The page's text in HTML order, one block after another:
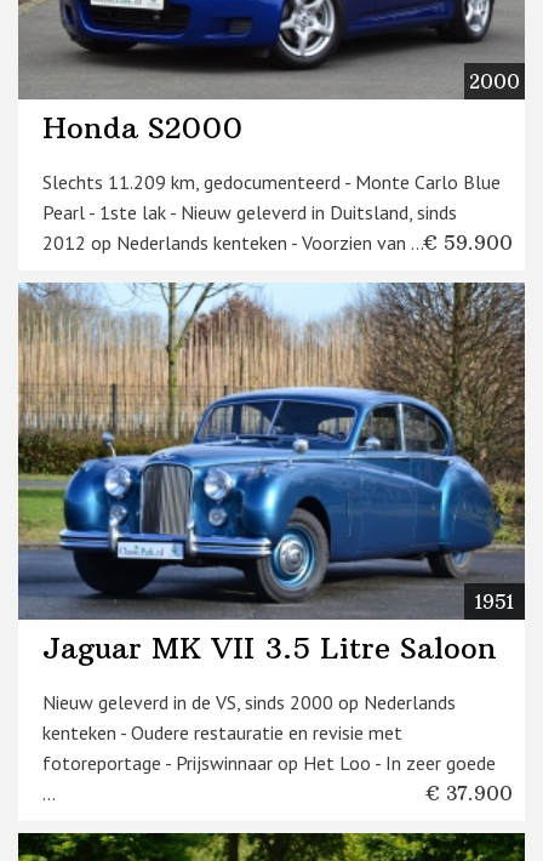
2000
Honda S2000
Slechts 11.209 km, gedocumenteerd - Monte Carlo Blue
Pearl - 1ste lak - Nieuw geleverd in Duitsland, sinds
2012 op Nederlands kenteken - Voorzien van ...€ 59.900
1951
Jaguar MK VII 3.5 Litre Saloon
Nieuw geleverd in de VS, sinds 2000 op Nederlands
kenteken - Oudere restauratie en revisie met
fotoreportage - Prijswinnaar op Het Loo - In zeer goede
...
€ 37.900